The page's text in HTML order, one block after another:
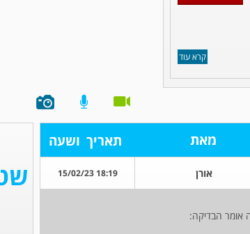
קרא עוד
מאת תאריך ושעה
אורן 18:19 15/02/23